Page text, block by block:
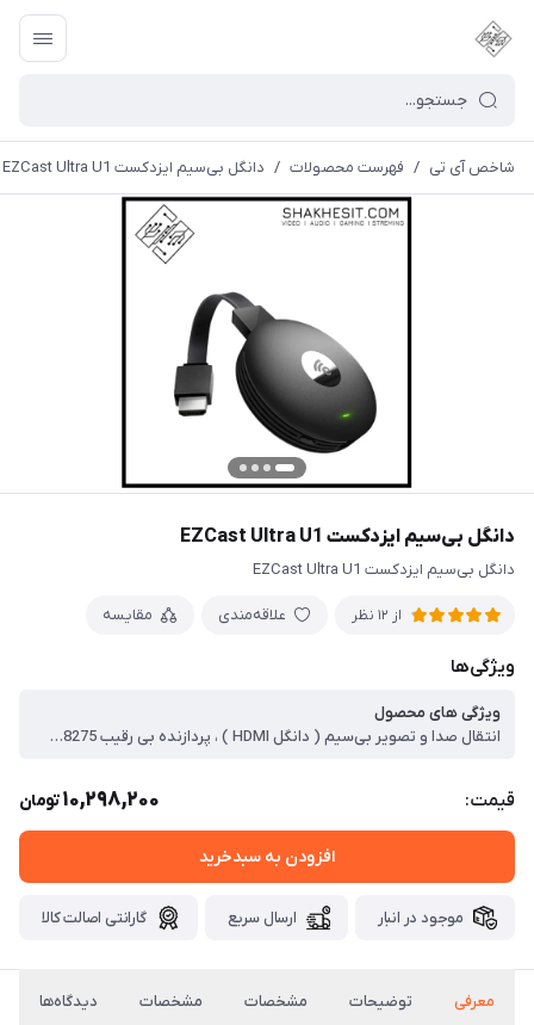
شاخص آی تی / فهرست محصولات / دانگل بی‌سیم ایزدکست EZCast Ultra U1
دانگل بی‌سیم ایزدکست EZCast Ultra U1
دانگل بی‌سیم ایزدکست EZCast Ultra U1
از 12 نظر علاقه‌مندی مقایسه
ویژگی‌ها
ویژگی های محصول
انتقال صدا و تصویر بی‌سیم ( دانگل HDMI ) ، پردازنده بی رقیب AM8275 ، حافظه داخلی 512 مگابایت DDR3 ، پشتیبانی از Voice Control ، دارای قابلیت بلوتوث ، پشتیبانی از نرم افزار EZCast در تمامی سیتم عاملها ، پشتیبانی از دو باند وای فای 2.4GHz و 5GHz 802.11ac ، سازگاری با WIndows ، Android ، iOS ، Mac ، پشتیبانی از تصاویر HDR و VP9
قیمت: 10,298,200تومان
افزودن به سبدخرید
موجود در انبار ارسال سریع گارانتی اصالت کالا
معرفی توضیحات مشخصات مشخصات دیدگاه‌ها